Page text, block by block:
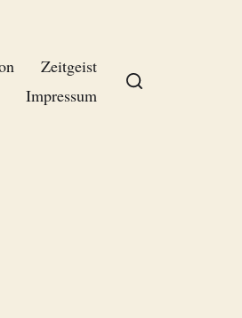
Zeitgeist
Impressum